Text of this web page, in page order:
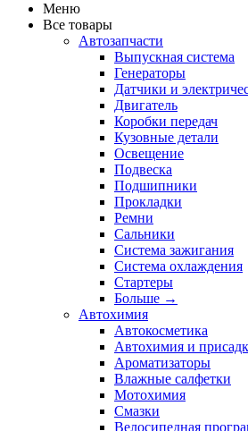
Меню
Все товары
Автозапчасти
Выпускная система
Генераторы
Датчики и
Двигатель
Коробки передач
Кузовные детали
Освещение
Подвеска
Подшипники
Прокладки
Ремни
Сальники
Система зажигания
Система охлаждения
Стартеры
Больше →
Автохимия
Автокосметика
Автохимия и
Ароматизаторы
Влажные салфетки
Мотохимия
Смазки
Велосипедная